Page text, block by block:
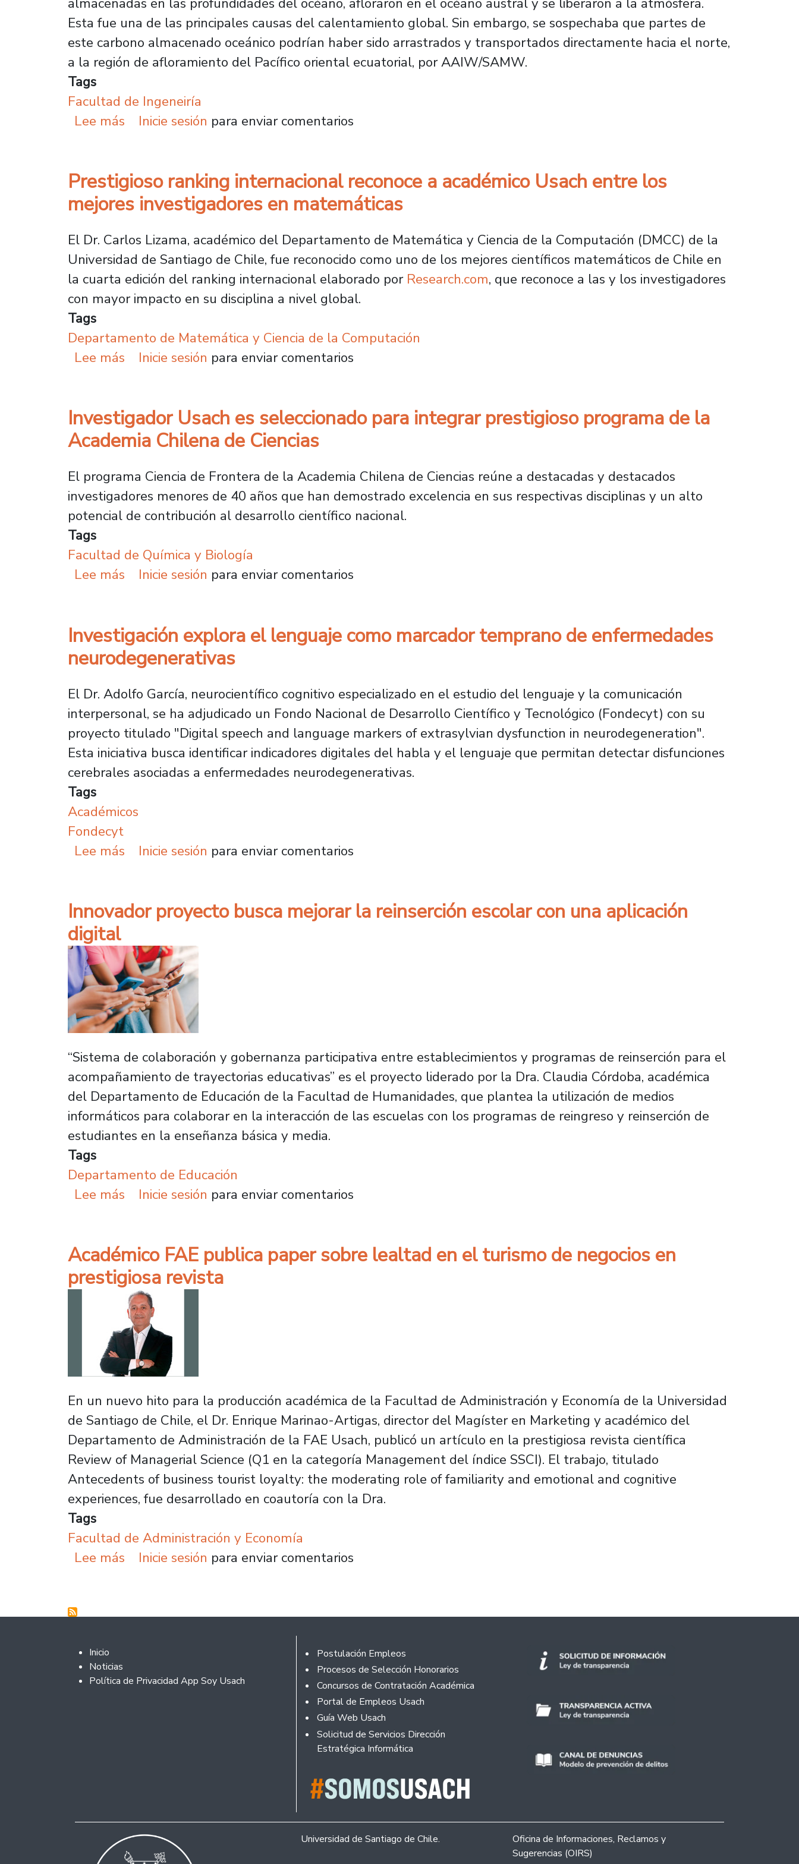
Esta fue una de las principales causas del calentamiento global. Sin embargo, se sospechaba que partes de
este carbono almacenado oceánico podrían haber sido arrastrados y transportados directamente hacia el norte,
a la región de afloramiento del Pacífico oriental ecuatorial, por AAIW/SAMW.
Tags
Facultad de Ingeneiría
Lee más sobre Académico de la Facultad de Ingeniería publica artículo en prestigiosa revista científica Nature
Inicie sesión para enviar comentarios
Prestigioso ranking internacional reconoce a académico Usach entre los
mejores investigadores en matemáticas
El Dr. Carlos Lizama, académico del Departamento de Matemática y Ciencia de la Computación (DMCC) de la
Universidad de Santiago de Chile, fue reconocido como uno de los mejores científicos matemáticos de Chile en
la cuarta edición del ranking internacional elaborado por Research.com, que reconoce a las y los investigadores
con mayor impacto en su disciplina a nivel global.
Tags
Departamento de Matemática y Ciencia de la Computación
Lee más sobre Prestigioso ranking internacional reconoce a académico Usach entre los mejores investigadores en
Inicie sesión para enviar comentarios
Investigador Usach es seleccionado para integrar prestigioso programa de la
Academia Chilena de Ciencias
El programa Ciencia de Frontera de la Academia Chilena de Ciencias reúne a destacadas y destacados
investigadores menores de 40 años que han demostrado excelencia en sus respectivas disciplinas y un alto
potencial de contribución al desarrollo científico nacional.
Tags
Facultad de Química y Biología
Lee más sobre Investigador Usach es seleccionado para integrar prestigioso programa de la Academia Chilena de Ciencias
Inicie sesión para enviar comentarios
Investigación explora el lenguaje como marcador temprano de enfermedades
neurodegenerativas
El Dr. Adolfo García, neurocientífico cognitivo especializado en el estudio del lenguaje y la comunicación
interpersonal, se ha adjudicado un Fondo Nacional de Desarrollo Científico y Tecnológico (Fondecyt) con su
proyecto titulado "Digital speech and language markers of extrasylvian dysfunction in neurodegeneration".
Esta iniciativa busca identificar indicadores digitales del habla y el lenguaje que permitan detectar disfunciones
cerebrales asociadas a enfermedades neurodegenerativas.
Tags
Académicos
Fondecyt
Lee más sobre Investigación explora el lenguaje como marcador temprano de enfermedades neurodegenerativas
Inicie sesión para enviar comentarios
Innovador proyecto busca mejorar la reinserción escolar con una aplicación
digital
“Sistema de colaboración y gobernanza participativa entre establecimientos y programas de reinserción para el
acompañamiento de trayectorias educativas” es el proyecto liderado por la Dra. Claudia Córdoba, académica
del Departamento de Educación de la Facultad de Humanidades, que plantea la utilización de medios
informáticos para colaborar en la interacción de las escuelas con los programas de reingreso y reinserción de
estudiantes en la enseñanza básica y media.
Tags
Departamento de Educación
Lee más sobre Innovador proyecto busca mejorar la reinserción escolar con una aplicación digital
Inicie sesión para enviar comentarios
Académico FAE publica paper sobre lealtad en el turismo de negocios en
prestigiosa revista
En un nuevo hito para la producción académica de la Facultad de Administración y Economía de la Universidad
de Santiago de Chile, el Dr. Enrique Marinao-Artigas, director del Magíster en Marketing y académico del
Departamento de Administración de la FAE Usach, publicó un artículo en la prestigiosa revista científica
Review of Managerial Science (Q1 en la categoría Management del índice SSCI). El trabajo, titulado
Antecedents of business tourist loyalty: the moderating role of familiarity and emotional and cognitive
experiences, fue desarrollado en coautoría con la Dra.
Tags
Facultad de Administración y Economía
Lee más sobre Académico FAE publica paper sobre lealtad en el turismo de negocios en prestigiosa revista
Inicie sesión para enviar comentarios
Footer 2
Inicio
Noticias
Política de Privacidad App Soy Usach
Footer
Postulación Empleos
Procesos de Selección Honorarios
Concursos de Contratación Académica
Portal de Empleos Usach
Guía Web Usach
Solicitud de Servicios Dirección
Estratégica Informática
Universidad de Santiago de Chile.
Oficina de Informaciones, Reclamos y
Sugerencias (OIRS)